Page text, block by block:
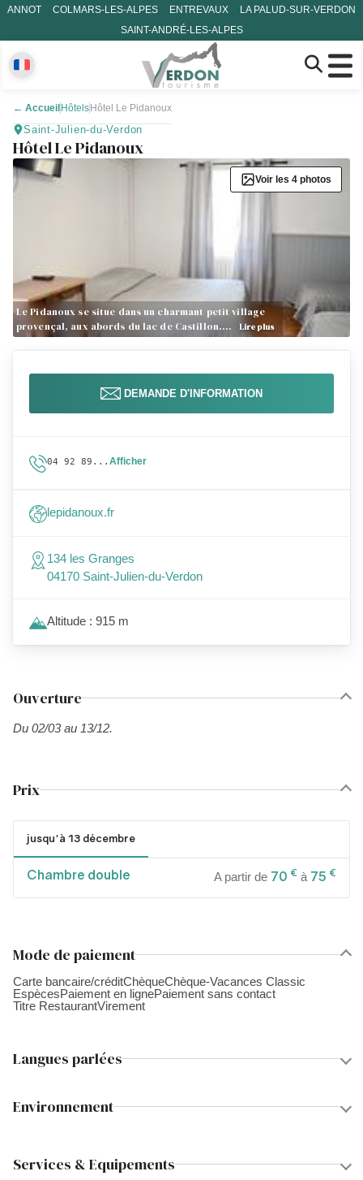
ANNOT COLMARS-LES-ALPES ENTREVAUX
LA PALUD-SUR-VERDON
SAINT-ANDRÉ-LES-ALPES
← Accueil Hôtels Hôtel Le Pidanoux
Saint-Julien-du-Verdon
Hôtel Le Pidanoux
Le Pidanoux se situe dans un charmant petit village
provençal, aux abords du lac de Castillon.…
Lire plus
Voir les 4 photos
Ouverture
Du 02/03 au 13/12.
Prix
jusqu'à 13 décembre
Chambre double A partir de 70 € à 75 €
Mode de paiement
Carte bancaire/créditChèqueChèque-Vacances Classic
EspècesPaiement en lignePaiement sans contact
Titre RestaurantVirement
Langues parlées
Environnement
Services & Equipements
DEMANDE D'INFORMATION
04 92 89... Afficher
lepidanoux.fr
134 les Granges
04170 Saint-Julien-du-Verdon
Altitude : 915 m